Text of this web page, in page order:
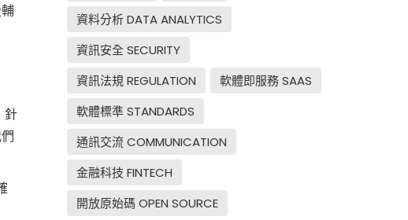
針
資料分析 DATA ANALYTICS
資訊安全 SECURITY
資訊法規 REGULATION
軟體即服務 SAAS
軟體標準 STANDARDS
通訊交流 COMMUNICATION
金融科技 FINTECH
開放原始碼 OPEN SOURCE